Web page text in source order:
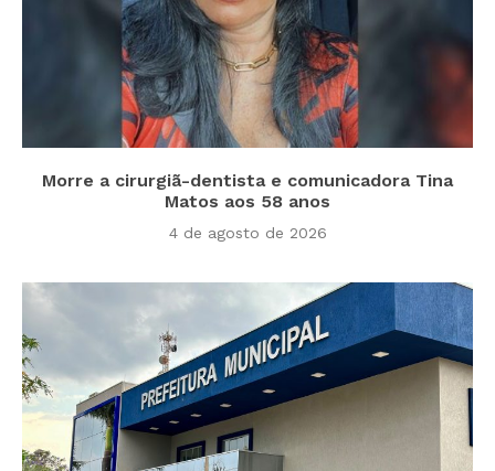
Morre a cirurgiã-dentista e comunicadora Tina
Matos aos 58 anos
4 de agosto de 2026